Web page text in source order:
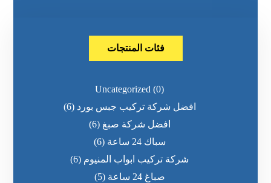
فئات المنتجات
Uncategorized (0)
افضل شركة تركيب جبس بورد (6)
افضل شركة صبغ (6)
سباك 24 ساعة
(6)
شركة تركيب ابواب المنيوم (6)
صباغ 24 ساعة
(5)